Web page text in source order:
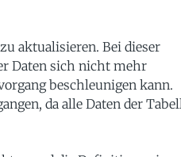
aktualisieren. Bei dieser
Daten sich nicht mehr
beschleunigen kann.
da alle Daten der